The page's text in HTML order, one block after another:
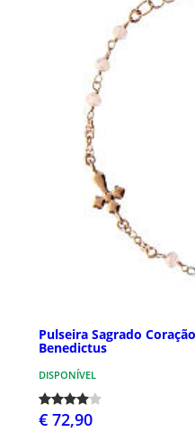
Pulseira Sagrado
Benedictus
DISPONÍVEL
€ 72,90